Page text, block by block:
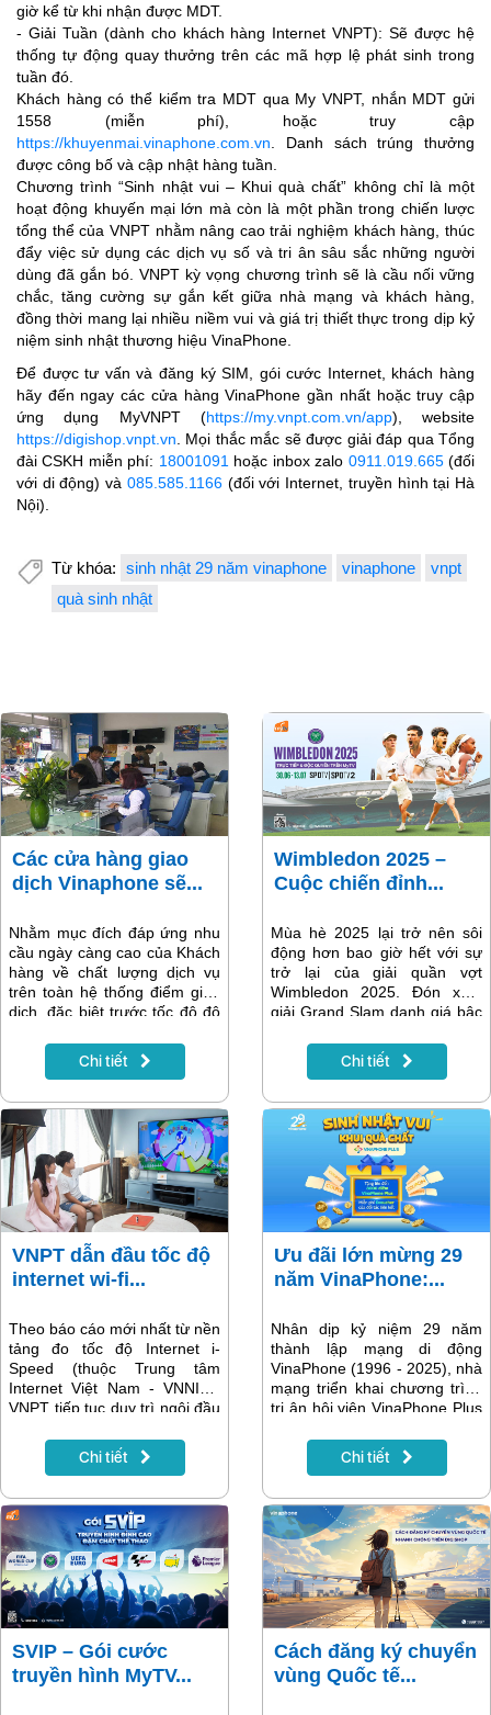
giờ kể từ khi nhận được MDT.
- Giải Tuần (dành cho khách hàng Internet VNPT): Sẽ được hệ
thống tự động quay thưởng trên các mã hợp lệ phát sinh trong
tuần đó.
Khách hàng có thể kiểm tra MDT qua My VNPT, nhắn MDT gửi
1558 (miễn phí), hoặc truy cập
https://khuyenmai.vinaphone.com.vn. Danh sách trúng thưởng
được công bố và cập nhật hàng tuần.
Chương trình “Sinh nhật vui – Khui quà chất” không chỉ là một
hoạt động khuyến mại lớn mà còn là một phần trong chiến lược
tổng thể của VNPT nhằm nâng cao trải nghiệm khách hàng, thúc
đẩy việc sử dụng các dịch vụ số và tri ân sâu sắc những người
dùng đã gắn bó. VNPT kỳ vọng chương trình sẽ là cầu nối vững
chắc, tăng cường sự gắn kết giữa nhà mạng và khách hàng,
đồng thời mang lại nhiều niềm vui và giá trị thiết thực trong dịp kỷ
niệm sinh nhật thương hiệu VinaPhone.
Để được tư vấn và đăng ký SIM, gói cước Internet, khách hàng
hãy đến ngay các cửa hàng VinaPhone gần nhất hoặc truy cập
ứng dụng MyVNPT (https://my.vnpt.com.vn/app), website
https://digishop.vnpt.vn. Mọi thắc mắc sẽ được giải đáp qua Tổng
đài CSKH miễn phí: 18001091hoặc inbox zalo 0911.019.665(đối
với di động) và 085.585.1166(đối với Internet, truyền hình tại Hà
Nội).
Từ khóa: sinh nhật 29 năm vinaphone vinaphone
vnpt
quà sinh nhật
Các cửa hàng giao
dịch Vinaphone sẽ...
Nhằm mục đích đáp ứng nhu
cầu ngày càng cao của Khách
hàng về chất lượng dịch vụ
trên toàn hệ thống điểm giao
dịch, đặc biệt trước tốc độ đô
ngoại thành, 21 cửa hàng
giao dịch của Vinaphone trên
sẽ phục vụ khách hàng liên
tục không nghỉ trưa từ thứ 2
đến thứ 6. Danh sách chi tiết
địa chỉ cửa hàng sẽ có trong
bài viết dưới đây.
Chi tiết
Wimbledon 2025 –
Cuộc chiến đỉnh...
Mùa hè 2025 lại trở nên sôi
động hơn bao giờ hết với sự
trở lại của giải quần vợt
Wimbledon 2025. Đón xem
giải Grand Slam danh giá bậc
trên Truyền hình MyTV từ
ngày 30/6 đến 13/7.
Chi tiết
VNPT dẫn đầu tốc độ
internet wi-fi...
Theo báo cáo mới nhất từ nền
tảng đo tốc độ Internet i-
Speed (thuộc Trung tâm
Internet Việt Nam - VNNIC),
VNPT tiếp tục duy trì ngôi đầu
Nam trong ba tháng liên tục,
từ tháng 3 đến tháng 5.
Chi tiết
Ưu đãi lớn mừng 29
năm VinaPhone:...
Nhân dịp kỷ niệm 29 năm
thành lập mạng di động
VinaPhone (1996 - 2025), nhà
mạng triển khai chương trình
tri ân hội viên VinaPhone Plus
ngày 20/6 đến 17/08/2025,
khách hàng tham gia chương
chất" sẽ nhận được nhiều
phần quà ý nghĩa, bao gồm
điểm VinaPhone Plus tặng
thêm và các eVoucher miễn
phí từ nhiều thương hiệu đối
tác.
Chi tiết
SVIP – Gói cước
truyền hình MyTV...
Cách đăng ký chuyển
vùng Quốc tế...